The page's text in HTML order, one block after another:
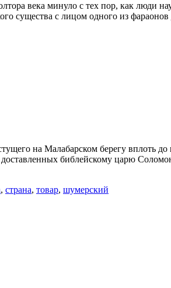
века минуло с тех пор, как люди
существа с лицом одного из
на Малабарском берегу вплоть до
библейскому царю
, страна, товар, шумерский